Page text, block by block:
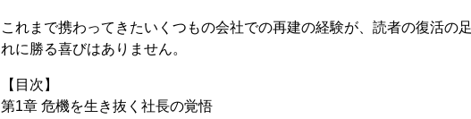
これまで携わってきたいくつもの会社での再建の経験が、読者の復活の
れに勝る喜びはありません。
【目次】
第1章 危機を生き抜く社長の覚悟